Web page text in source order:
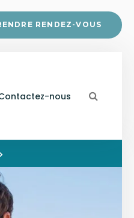
RENDEZ-VOUS
nous